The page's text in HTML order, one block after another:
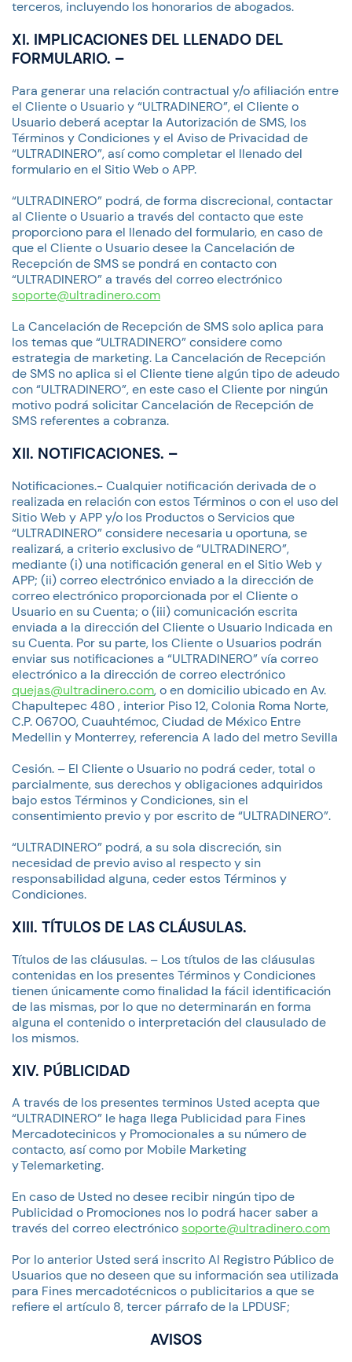
terceros, incluyendo los honorarios de abogados.
XI. IMPLICACIONES DEL LLENADO DEL
FORMULARIO. –
Para generar una relación contractual y/o afiliación entre
el Cliente o Usuario y “ULTRADINERO”, el Cliente o
Usuario deberá aceptar la Autorización de SMS, los
Términos y Condiciones y el Aviso de Privacidad de
“ULTRADINERO”, así como completar el llenado del
formulario en el Sitio Web o APP.
“ULTRADINERO” podrá, de forma discrecional, contactar
al Cliente o Usuario a través del contacto que este
proporciono para el llenado del formulario, en caso de
que el Cliente o Usuario desee la Cancelación de
Recepción de SMS se pondrá en contacto con
“ULTRADINERO” a través del correo electrónico
soporte@ultradinero.com
La Cancelación de Recepción de SMS solo aplica para
los temas que “ULTRADINERO” considere como
estrategia de marketing. La Cancelación de Recepción
de SMS no aplica si el Cliente tiene algún tipo de adeudo
con “ULTRADINERO”, en este caso el Cliente por ningún
motivo podrá solicitar Cancelación de Recepción de
SMS referentes a cobranza.
XII. NOTIFICACIONES. –
Notificaciones.- Cualquier notificación derivada de o
realizada en relación con estos Términos o con el uso del
Sitio Web y APP y/o los Productos o Servicios que
“ULTRADINERO” considere necesaria u oportuna, se
realizará, a criterio exclusivo de “ULTRADINERO”,
mediante (i) una notificación general en el Sitio Web y
APP; (ii) correo electrónico enviado a la dirección de
correo electrónico proporcionada por el Cliente o
Usuario en su Cuenta; o (iii) comunicación escrita
enviada a la dirección del Cliente o Usuario Indicada en
su Cuenta. Por su parte, los Cliente o Usuarios podrán
enviar sus notificaciones a “ULTRADINERO” vía correo
electrónico a la dirección de correo electrónico
quejas@ultradinero.com, o en domicilio ubicado en Av.
Chapultepec 480 , interior Piso 12, Colonia Roma Norte,
C.P. 06700, Cuauhtémoc, Ciudad de México Entre
Medellin y Monterrey, referencia A lado del metro Sevilla
Cesión. – El Cliente o Usuario no podrá ceder, total o
parcialmente, sus derechos y obligaciones adquiridos
bajo estos Términos y Condiciones, sin el
consentimiento previo y por escrito de “ULTRADINERO”.
“ULTRADINERO” podrá, a su sola discreción, sin
necesidad de previo aviso al respecto y sin
responsabilidad alguna, ceder estos Términos y
Condiciones.
XIII. TÍTULOS DE LAS CLÁUSULAS.
Títulos de las cláusulas. – Los títulos de las cláusulas
contenidas en los presentes Términos y Condiciones
tienen únicamente como finalidad la fácil identificación
de las mismas, por lo que no determinarán en forma
alguna el contenido o interpretación del clausulado de
los mismos.
XIV. PÚBLICIDAD
A través de los presentes terminos Usted acepta que
“ULTRADINERO” le haga llega Publicidad para Fines
Mercadotecinicos y Promocionales a su número de
contacto, así como por Mobile Marketing
y Telemarketing.
En caso de Usted no desee recibir ningún tipo de
Publicidad o Promociones nos lo podrá hacer saber a
través del correo electrónicosoporte@ultradinero.com
Por lo anterior Usted será inscrito Al Registro Público de
Usuarios que no deseen que su información sea utilizada
para Fines mercadotécnicos o publicitarios a que se
refiere el artículo 8, tercer párrafo de la LPDUSF;
AVISOS